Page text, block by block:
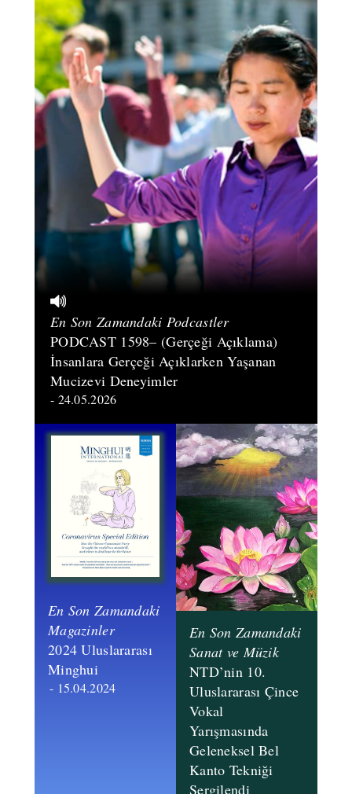
En Son Zamandaki Podcastler
PODCAST 1598– (Gerçeği Açıklama)
İnsanlara Gerçeği Açıklarken Yaşanan
Mucizevi Deneyimler
- 24.05.2026
En Son Zamandaki
Magazinler
​2024 Uluslararası
Minghui
- 15.04.2024
En Son Zamandaki
Sanat ve Müzik
NTD’nin 10.
Uluslararası Çince
Vokal
Yarışmasında
Geleneksel Bel
Kanto Tekniği
Sergilendi